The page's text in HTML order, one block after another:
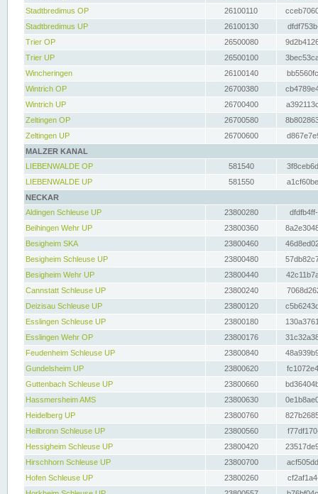
Stadtbredimus OP
26100110
Stadtbredimus UP
26100130
Trier OP
26500080
Trier UP
26500100
Wincheringen
26100140
Wintrich OP
26700380
Wintrich UP
26700400
Zeltingen OP
26700580
Zeltingen UP
26700600
MALZER KANAL
LIEBENWALDE OP
581540
LIEBENWALDE UP
581550
NECKAR
Aldingen Schleuse UP
23800280
Beihingen Wehr UP
23800360
Besigheim SKA
23800460
Besigheim Schleuse UP
23800480
Besigheim Wehr UP
23800440
Cannstatt Schleuse UP
23800240
Deizisau Schleuse UP
23800120
Esslingen Schleuse UP
23800180
Esslingen Wehr OP
23800176
Feudenheim Schleuse UP
23800840
Gundelsheim UP
23800620
Guttenbach Schleuse UP
23800660
Hassmersheim AMS
23800630
Heidelberg UP
23800760
Heilbronn Schleuse UP
23800560
Hessigheim Schleuse UP
23800420
Hirschhorn Schleuse UP
23800700
Hofen Schleuse UP
23800260